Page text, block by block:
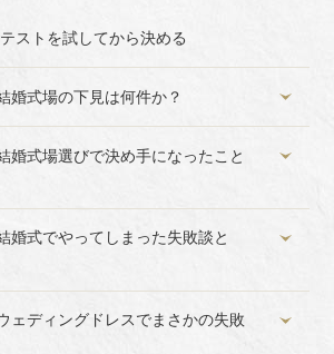
ストを試してから決める
婚式場の下見は何件か？
婚式場選びで決め手になったこと
婚式でやってしまった失敗談と
ェディングドレスでまさかの失敗